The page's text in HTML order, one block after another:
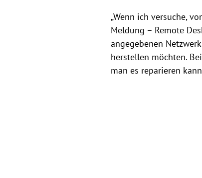
„Wenn ich versuche,
Meldung – Remote
angegebenen
herstellen möchten.
man es reparieren